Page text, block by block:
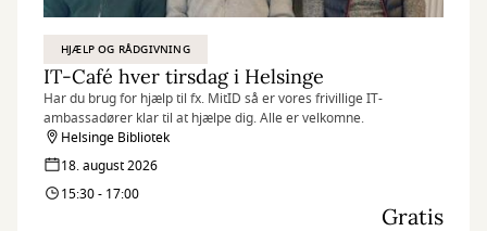
HJÆLP OG RÅDGIVNING
IT-Café hver tirsdag i Helsinge
Har du brug for hjælp til fx. MitID så er vores frivillige IT-
ambassadører klar til at hjælpe dig. Alle er velkomne.
Helsinge Bibliotek
18. august 2026
15:30 - 17:00
Gratis